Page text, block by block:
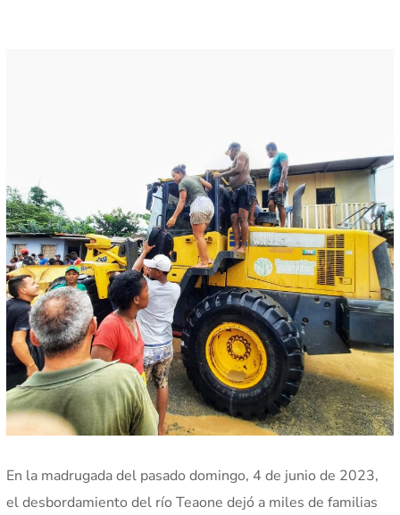
En la madrugada del pasado domingo, 4 de junio de 2023,
el desbordamiento del río Teaone dejó a miles de familias